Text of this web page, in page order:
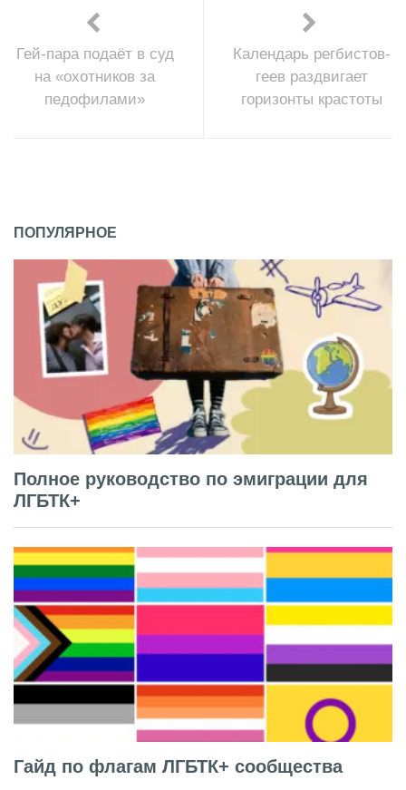
Гей-пара подаёт в суд
на «охотников за
педофилами»
Календарь регбистов-
геев раздвигает
горизонты крастоты
ПОПУЛЯРНОЕ
Полное руководство по эмиграции для
ЛГБТК+
Гайд по флагам ЛГБТК+ сообщества